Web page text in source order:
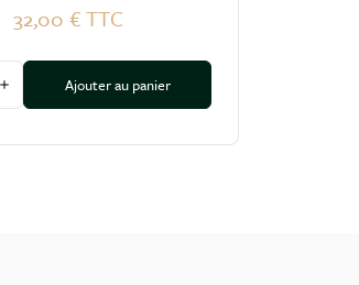
32,00 €TTC
la quantité
Augmenter la quantité
Ajouter au panier